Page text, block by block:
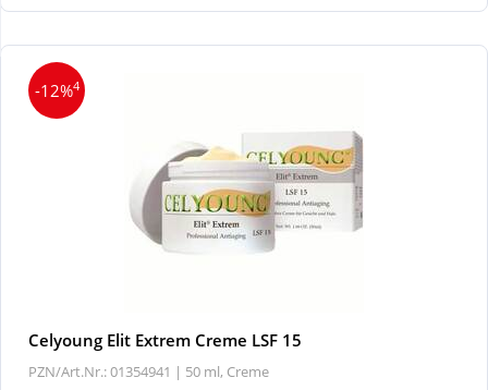
Wellness
-12%4
Celyoung Elit Extrem Creme LSF 15
PZN/Art.Nr.: 01354941 | 50 ml, Creme